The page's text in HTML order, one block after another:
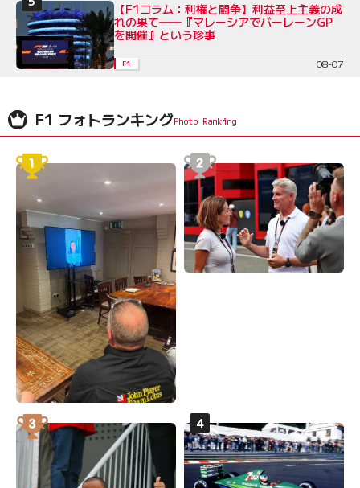
【F1コラム：利権と闘争】利益至上主義の成
れの果て──『マレーシアでバーレーンGP
を開催』という珍事
F1 08-07
F1 フォトランキング